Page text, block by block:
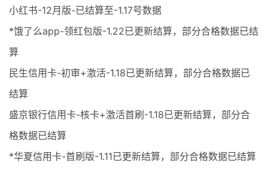
小红书-12月版-已结算至-1.17号数据
*饿了么app-领红包版-1.22已更新结算，部分合格数据已结
算
民生信用卡-初审+激活-1.18已更新结算，部分合格数据已
结算
盛京银行信用卡-核卡+激活首刷-1.18已更新结算，部分合
格数据已结算
*华夏信用卡-首刷版-1.11已更新结算，部分合格数据已结算